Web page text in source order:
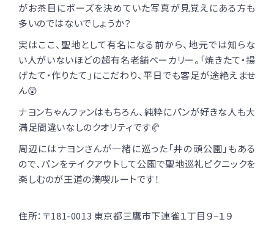
がお茶目にポーズを決めていた写真が見覚えにある方も
多いのではないでしょうか？
実はここ、聖地として有名になる前から、地元では知らな
い人がいないほどの超有名老舗ベーカリー。「焼きたて・揚
げたて・作りたて」にこだわり、平日でも客足が途絶えませ
ん😲
ナヨンちゃんファンはもちろん、純粋にパンが好きな人も大
満足間違いなしのクオリティです🥐
周辺にはナヨンさんが一緒に巡った「井の頭公園」もある
ので、パンをテイクアウトして公園で聖地巡礼ピクニックを
楽しむのが王道の満喫ルートです！
住所：〒181-0013 東京都三鷹市下連雀１丁目９−１９